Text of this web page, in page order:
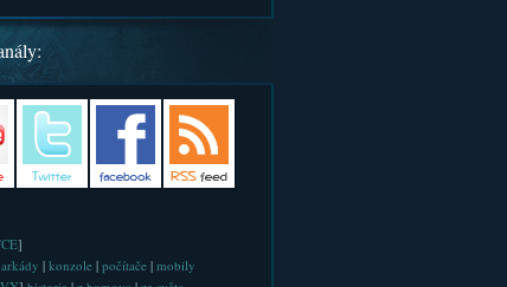
]
arkády | konzole| počítače| mobily